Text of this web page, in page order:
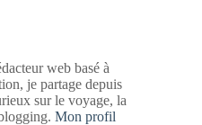
web basé à
je partage depuis
sur le voyage, la
Mon profil